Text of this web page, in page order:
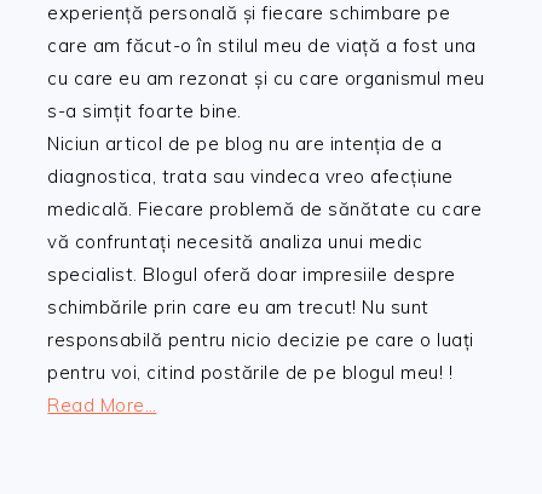
experiență personală și fiecare schimbare pe
care am făcut-o în stilul meu de viață a fost una
cu care eu am rezonat și cu care organismul meu
s-a simțit foarte bine.
Niciun articol de pe blog nu are intenția de a
diagnostica, trata sau vindeca vreo afecțiune
medicală. Fiecare problemă de sănătate cu care
vă confruntați necesită analiza unui medic
specialist. Blogul oferă doar impresiile despre
schimbările prin care eu am trecut! Nu sunt
responsabilă pentru nicio decizie pe care o luați
pentru voi, citind postările de pe blogul meu! !
Read More…